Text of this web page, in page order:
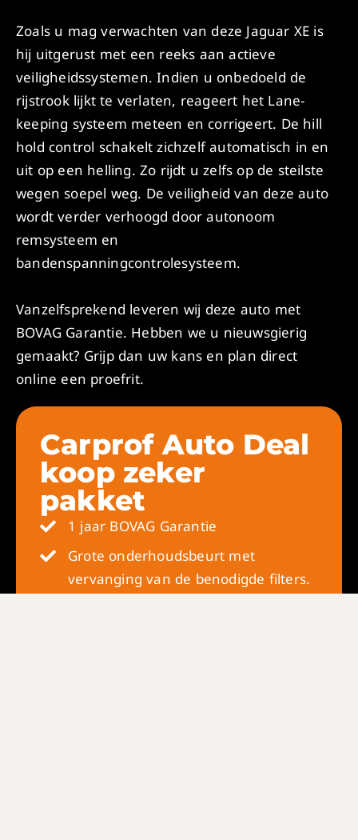
Zoals u mag verwachten van deze Jaguar XE is
hij uitgerust met een reeks aan actieve
veiligheidssystemen. Indien u onbedoeld de
rijstrook lijkt te verlaten, reageert het Lane-
keeping systeem meteen en corrigeert. De hill
hold control schakelt zichzelf automatisch in en
uit op een helling. Zo rijdt u zelfs op de steilste
wegen soepel weg. De veiligheid van deze auto
wordt verder verhoogd door autonoom
remsysteem en
bandenspanningcontrolesysteem.
Vanzelfsprekend leveren wij deze auto met
BOVAG Garantie. Hebben we u nieuwsgierig
gemaakt? Grijp dan uw kans en plan direct
online een proefrit.
Carprof Auto Deal
koop zeker
pakket
1 jaar BOVAG Garantie
Grote onderhoudsbeurt met
vervanging van de benodigde filters.